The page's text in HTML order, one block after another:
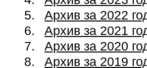
Архив за 2022
Архив за 2021
Архив за 2020
Архив за 2019